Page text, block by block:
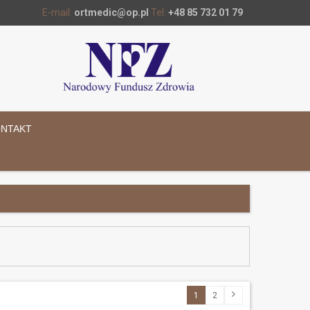
E-mail: ortmedic@op.pl Tel: +48 85 732 01 79
1 2